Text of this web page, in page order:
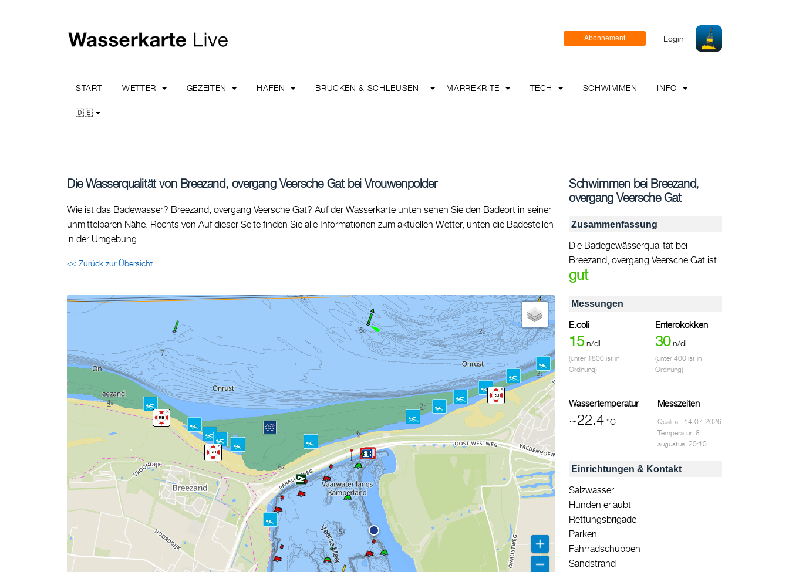
Login
START WETTER GEZEITEN HÄFEN BRÜCKEN & SCHLEUSEN MARREKRITE TECH SCHWIMMEN INFO
🇩🇪
Die Wasserqualität von Breezand, overgang Veersche Gat bei Vrouwenpolder
Wie ist das Badewasser? Breezand, overgang Veersche Gat? Auf der Wasserkarte unten sehen Sie den Badeort in seiner
unmittelbaren Nähe. Rechts von Auf dieser Seite finden Sie alle Informationen zum aktuellen Wetter, unten die Badestellen
in der Umgebung.
<< Zurück zur Übersicht
Schwimmen bei Breezand,
overgang Veersche Gat
Zusammenfassung
Die Badegewässerqualität bei
Breezand, overgang Veersche Gat ist
gut
Messungen
E.coli
15 n/dl
(unter 1800 ist in
Ordnung)
Enterokokken
30 n/dl
(unter 400 ist in
Ordnung)
Wassertemperatur
~22.4 °C
Messzeiten
Qualität: 14-07-2026
Temperatur: 8
augustus, 20:10
Einrichtungen & Kontakt
Salzwasser
Hunden erlaubt
Rettungsbrigade
Parken
Fahrradschuppen
Sandstrand